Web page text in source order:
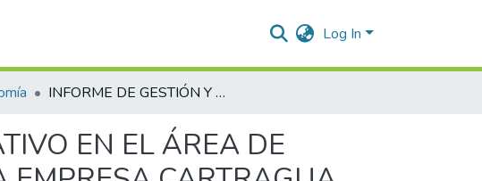
Log In
INFORME DE GESTIÓN Y APOYO ADMINISTRATIVO EN EL ÁREA DE OPERACIONES Y LOGÍSTICA DE CARGA DE LA EMPRESA CARTRAGUA S.A.S.
EN EL ÁREA DE